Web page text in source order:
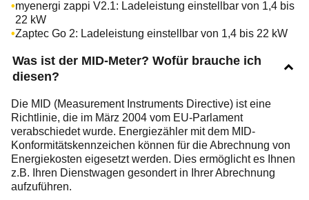
myenergi zappi V2.1: Ladeleistung einstellbar von 1,4 bis
22 kW
Zaptec Go 2: Ladeleistung einstellbar von 1,4 bis 22 kW
Was ist der MID-Meter? Wofür brauche ich
diesen?
Die MID (Measurement Instruments Directive) ist eine
Richtlinie, die im März 2004 vom EU-Parlament
verabschiedet wurde. Energiezähler mit dem MID-
Konformitätskennzeichen können für die Abrechnung von
Energiekosten eigesetzt werden. Dies ermöglicht es Ihnen
z.B. Ihren Dienstwagen gesondert in Ihrer Abrechnung
aufzuführen.